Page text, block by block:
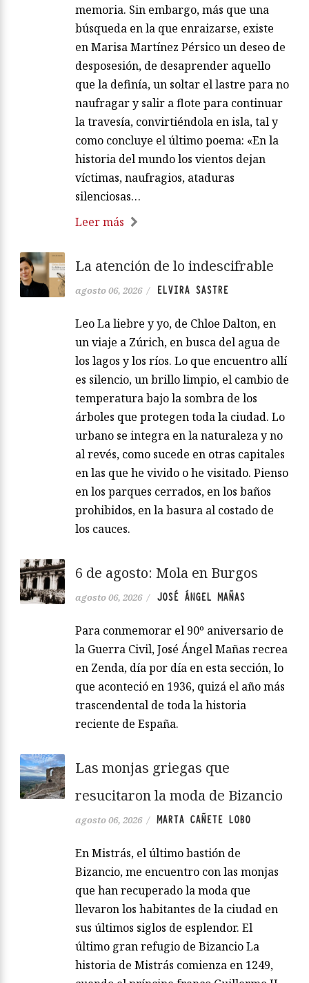
memoria. Sin embargo, más que una
búsqueda en la que enraizarse, existe
en Marisa Martínez Pérsico un deseo de
desposesión, de desaprender aquello
que la definía, un soltar el lastre para no
naufragar y salir a flote para continuar
la travesía, convirtiéndola en isla, tal y
como concluye el último poema: «En la
historia del mundo los vientos dejan
víctimas, naufragios, ataduras
silenciosas…
Leer más
La atención de lo indescifrable
agosto 06, 2026 / ELVIRA SASTRE
Leo La liebre y yo, de Chloe Dalton, en
un viaje a Zúrich, en busca del agua de
los lagos y los ríos. Lo que encuentro allí
es silencio, un brillo limpio, el cambio de
temperatura bajo la sombra de los
árboles que protegen toda la ciudad. Lo
urbano se integra en la naturaleza y no
al revés, como sucede en otras capitales
en las que he vivido o he visitado. Pienso
en los parques cerrados, en los baños
prohibidos, en la basura al costado de
los cauces.
6 de agosto: Mola en Burgos
agosto 06, 2026 / JOSÉ ÁNGEL MAÑAS
Para conmemorar el 90º aniversario de
la Guerra Civil, José Ángel Mañas recrea
en Zenda, día por día en esta sección, lo
que aconteció en 1936, quizá el año más
trascendental de toda la historia
reciente de España.
Las monjas griegas que
resucitaron la moda de Bizancio
agosto 06, 2026 / MARTA CAÑETE LOBO
En Mistrás, el último bastión de
Bizancio, me encuentro con las monjas
que han recuperado la moda que
llevaron los habitantes de la ciudad en
sus últimos siglos de esplendor. El
último gran refugio de Bizancio La
historia de Mistrás comienza en 1249,